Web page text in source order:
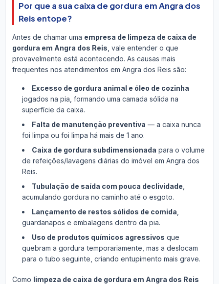
Por que a sua caixa de gordura em Angra dos
Reis entope?
Antes de chamar uma empresa de limpeza de caixa de
gordura em Angra dos Reis , vale entender o que
provavelmente está acontecendo. As causas mais
frequentes nos atendimentos em Angra dos Reis são:
Excesso de gordura animal e óleo de cozinha
jogados na pia, formando uma camada sólida na
superfície da caixa.
Falta de manutenção preventiva — a caixa nunca
foi limpa ou foi limpa há mais de 1 ano.
Caixa de gordura subdimensionada para o volume
de refeições/lavagens diárias do imóvel em Angra dos
Reis.
Tubulação de saída com pouca declividade
acumulando gordura no caminho até o esgoto.
Lançamento de restos sólidos de comida
guardanapos e embalagens dentro da pia.
Uso de produtos químicos agressivos que
quebram a gordura temporariamente, mas a deslocam
para o tubo seguinte, criando entupimento mais grave.
Como limpeza de caixa de gordura em Angra dos Reis